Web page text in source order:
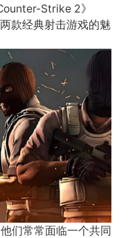
Strike 2》
款经典射击游戏的魅
们常常面临一个共同